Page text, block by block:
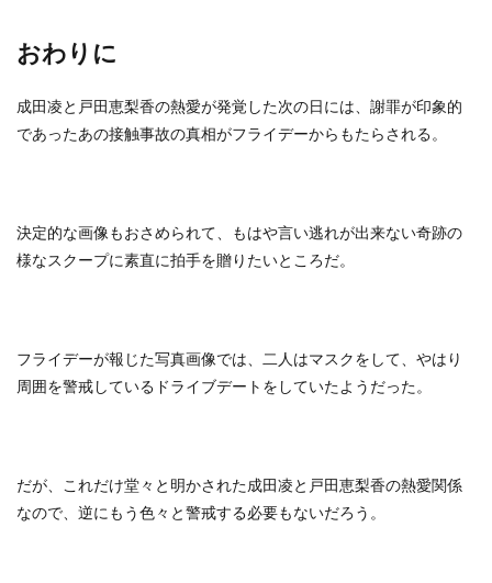
おわりに
成田凌と戸田恵梨香の熱愛が発覚した次の日には、謝罪が印象的
であったあの接触事故の真相がフライデーからもたらされる。
決定的な画像もおさめられて、もはや言い逃れが出来ない奇跡の
様なスクープに素直に拍手を贈りたいところだ。
フライデーが報じた写真画像では、二人はマスクをして、やはり
周囲を警戒しているドライブデートをしていたようだった。
だが、これだけ堂々と明かされた成田凌と戸田恵梨香の熱愛関係
なので、逆にもう色々と警戒する必要もないだろう。